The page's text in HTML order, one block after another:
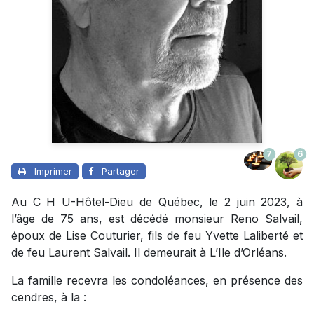
Imprimer Partager
7 6
Au C H U-Hôtel-Dieu de Québec, le 2 juin 2023, à
l’âge de 75 ans, est décédé monsieur Reno Salvail,
époux de Lise Couturier, fils de feu Yvette Laliberté et
de feu Laurent Salvail. Il demeurait à L’Ile d’Orléans.
La famille recevra les condoléances, en présence des
cendres, à la :